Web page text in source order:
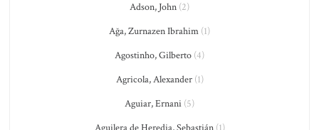
Adson, John (2)
Ağa, Zurnazen Ibrahim (1)
Agostinho, Gilberto (4)
Agricola, Alexander(1)
Aguiar, Ernani (5)